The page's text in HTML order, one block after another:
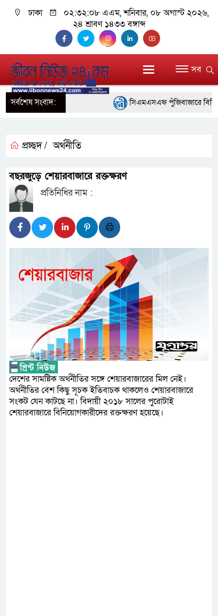
ঢাকা ০২:৩২:০৯ এএম, শনিবার, ০৮ অগাস্ট ২০২৬,
২৪ শ্রাবণ ১৪৩৩ বঙ্গাব্দ
সব
সর্বশেষ সংবাদ:
সিএমএসএফ পুঁজিবাজারে
ওমানের সঙ্গে ইরানের হরমুজ
আত-তানযীল ইনস্টিটিউট
পর্দাপন উপলক্ষে আলোচনা সভা ও
ফ্যাসিবাদবিরোধী আন্দোলনে
নিরপেক্ষ ও বিশ্বাসযোগ্য : প্রধানমন্ত্রী
বাগেরহাট মেডিকেল
ফিলিপাইনের দক্ষিণ উপকূলে ৬.৩
প্রচ্ছদ / অর্থনীতি
বছরজুড়ে শেয়ারবাজারে রক্তক্ষরণ
প্রতিনিধির নাম :
দেশের সামষ্টিক অর্থনীতির সঙ্গে শেয়ারবাজারের মিল নেই।
অর্থনীতির বেশ কিছু সূচক ইতিবাচক থাকলেও শেয়ারবাজারে
সংকট যেন কাটছে না। বিদায়ী ২০১৮ সালের পুরোটাই
শেয়ারবাজারে বিনিয়োগকারীদের রক্তক্ষরণ হয়েছে।